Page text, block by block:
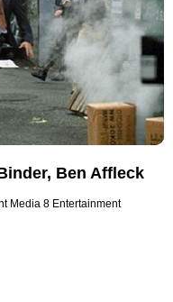
Ben Affleck
Media 8 Entertainment